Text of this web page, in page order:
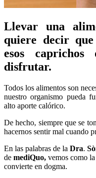
Llevar una
quiere decir
esos
disfrutar.
Todos los alimentos son
nuestro organismo pueda
alto aporte calórico.
De hecho, siempre que se
hacernos sentir mal cuando
En las palabras de la Dra.
de mediQuo, vemos como
convierte en dogma.